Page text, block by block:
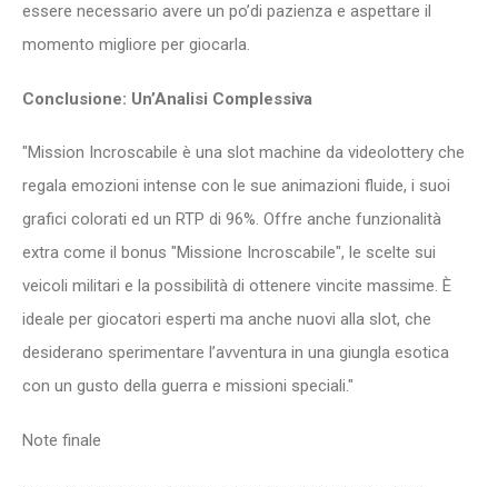
essere necessario avere un po’di pazienza e aspettare il
momento migliore per giocarla.
Conclusione: Un’Analisi Complessiva
"Mission Incroscabile è una slot machine da videolottery che
regala emozioni intense con le sue animazioni fluide, i suoi
grafici colorati ed un RTP di 96%. Offre anche funzionalità
extra come il bonus "Missione Incroscabile", le scelte sui
veicoli militari e la possibilità di ottenere vincite massime. È
ideale per giocatori esperti ma anche nuovi alla slot, che
desiderano sperimentare l’avventura in una giungla esotica
con un gusto della guerra e missioni speciali."
Note finale